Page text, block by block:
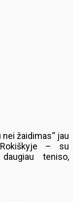
žaidimas“ jau
– su
teniso,